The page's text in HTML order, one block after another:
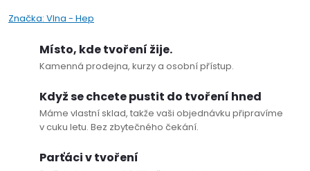
Značka: Vlna - Hep
Místo, kde tvoření žije.
Kamenná prodejna, kurzy a osobní přístup.
Když se chcete pustit do tvoření hned
Máme vlastní sklad, takže vaši objednávku připravíme
v cuku letu. Bez zbytečného čekání.
Parťáci v tvoření